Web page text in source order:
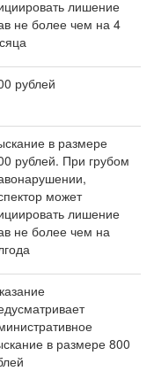
лишение
не более чем на 4
рублей
в размере
рублей. При грубом
может
лишение
не более чем на
в размере 800